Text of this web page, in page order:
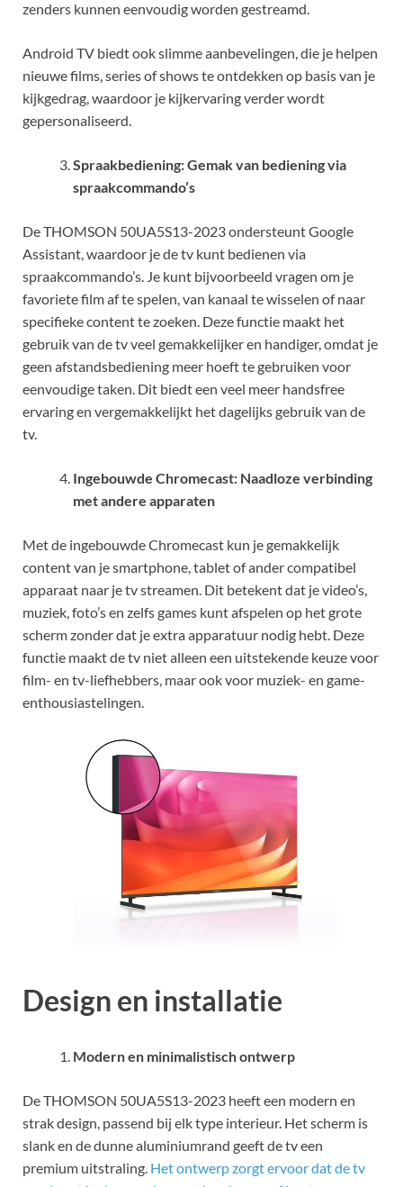
zenders kunnen eenvoudig worden gestreamd.
Android TV biedt ook slimme aanbevelingen, die je helpen
nieuwe films, series of shows te ontdekken op basis van je
kijkgedrag, waardoor je kijkervaring verder wordt
gepersonaliseerd.
Spraakbediening: Gemak van bediening via
spraakcommando’s
De THOMSON 50UA5S13-2023 ondersteunt Google
Assistant, waardoor je de tv kunt bedienen via
spraakcommando’s. Je kunt bijvoorbeeld vragen om je
favoriete film af te spelen, van kanaal te wisselen of naar
specifieke content te zoeken. Deze functie maakt het
gebruik van de tv veel gemakkelijker en handiger, omdat je
geen afstandsbediening meer hoeft te gebruiken voor
eenvoudige taken. Dit biedt een veel meer handsfree
ervaring en vergemakkelijkt het dagelijks gebruik van de
tv.
Ingebouwde Chromecast: Naadloze verbinding
met andere apparaten
Met de ingebouwde Chromecast kun je gemakkelijk
content van je smartphone, tablet of ander compatibel
apparaat naar je tv streamen. Dit betekent dat je video’s,
muziek, foto’s en zelfs games kunt afspelen op het grote
scherm zonder dat je extra apparatuur nodig hebt. Deze
functie maakt de tv niet alleen een uitstekende keuze voor
film- en tv-liefhebbers, maar ook voor muziek- en game-
enthousiastelingen.
Design en installatie
Modern en minimalistisch ontwerp
De THOMSON 50UA5S13-2023 heeft een modern en
strak design, passend bij elk type interieur. Het scherm is
slank en de dunne aluminiumrand geeft de tv een
premium uitstraling. Het ontwerp zorgt ervoor dat de tv